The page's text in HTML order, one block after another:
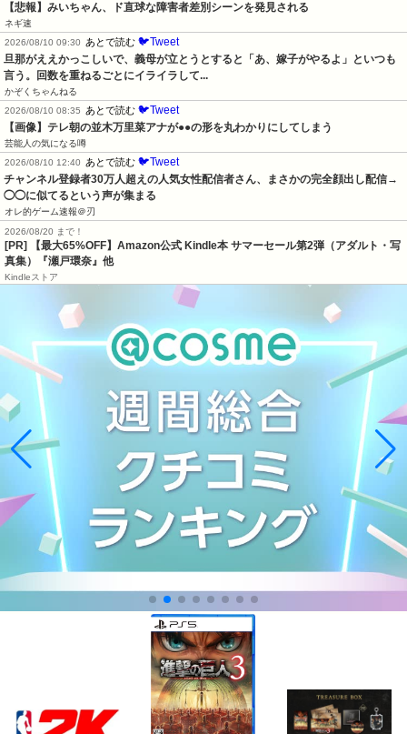
【悲報】みいちゃん、ド直球な障害者差別シーンを発見される
ネギ速
2026/08/10 09:30
あとで読む 🐦Tweet
旦那がええかっこしいで、義母が立とうとすると「あ、嫁子がやるよ」といつも
言う。回数を重ねるごとにイライラして...
かぞくちゃんねる
2026/08/10 08:35
あとで読む 🐦Tweet
【画像】テレ朝の並木万里菜アナが●●の形を丸わかりにしてしまう
芸能人の気になる噂
2026/08/10 12:40
あとで読む 🐦Tweet
チャンネル登録者30万人超えの人気女性配信者さん、まさかの完全顔出し配信→
◯◯に似てるという声が集まる
オレ的ゲーム速報＠刃
2026/08/20 まで！
[PR]
【最大65%OFF】Amazon公式 Kindle本 サマーセール第2弾（アダルト・写
真集）『瀬戸環奈』他
Kindleストア